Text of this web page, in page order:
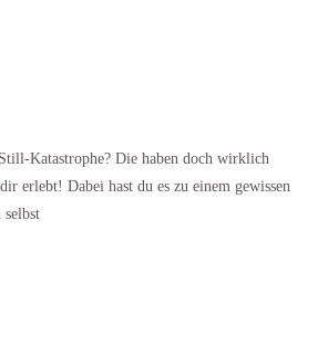
Katastrophe? Die haben doch wirklich
erlebt! Dabei hast du es zu einem gewissen
selbst